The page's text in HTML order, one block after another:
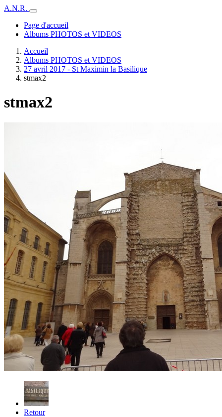
A.N.R.
Page d'accueil
Albums PHOTOS et VIDEOS
Accueil
Albums PHOTOS et VIDEOS
27 avril 2017 - St Maximin la Basilique
stmax2
stmax2
Retour